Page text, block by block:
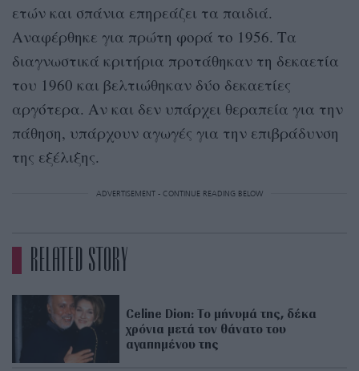
ετών και σπάνια επηρεάζει τα παιδιά.
Αναφέρθηκε για πρώτη φορά το 1956. Τα
διαγνωστικά κριτήρια προτάθηκαν τη δεκαετία
του 1960 και βελτιώθηκαν δύο δεκαετίες
αργότερα. Αν και δεν υπάρχει θεραπεία για την
πάθηση, υπάρχουν αγωγές για την επιβράδυνση
της εξέλιξης.
ADVERTISEMENT - CONTINUE READING BELOW
RELATED STORY
Celine Dion: Το μήνυμά της, δέκα
χρόνια μετά τον θάνατο του
αγαπημένου της